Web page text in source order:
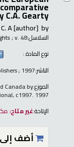
C.A. Gearty
by
A[author]
السلاسل:; v. 48
نوع المادة :
الناشر:; 1997
الموزع:Canada by
c1997. 1997
الإتاحة:غير متاح:
أضف